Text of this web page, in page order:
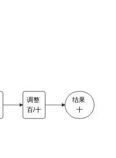
调整
百/十
结果
十